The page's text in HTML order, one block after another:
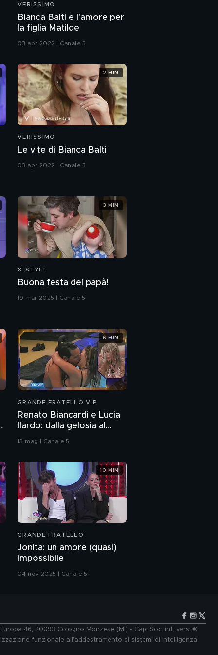
Tutti i volti di
attore"
Il talento di Jasmine
Trinca
Jasmine Trinca:
Me contro Te:
l'intervista integrale
sposiamo"
"Me contro Te Il Film -
Persi nel Tempo"
Valentina Ferragni:
l'intervista integrale
Essere Valentina
Ferragni
Valentina Ferragni:
"Sono nata prematura"
Valentina Ferragni
racconta la sua
famiglia
e mia sorella Chiara"
VERISSIMO
Bianca Balti e l'amore per
la figlia Matilde
03 apr 2022 | Canale 5
VERISSIMO
Le vite di Bianca Balti
03 apr 2022 | Canale 5
2 MIN
X-STYLE
Buona festa del papà!
19 mar 2025 | Canale 5
3 MIN
GRANDE FRATELLO VIP
Renato Biancardi e Lucia
Ilardo: dalla gelosia al
13 mag | Canale 5
6 MIN
GRANDE FRATELLO
Jonita: un amore (quasi)
impossibile
04 nov 2025 | Canale 5
10 MIN
46, 20093 Cologno Monzese (MI) - Cap. Soc. int. vers. €
funzionale all'addestramento di sistemi di intelligenza